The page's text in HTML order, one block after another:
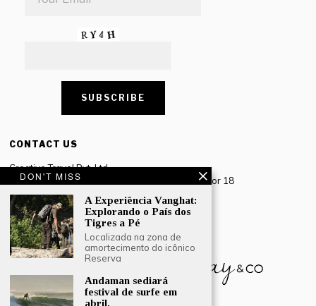
CONTACT US
Creative Travel Pvt. Ltd.
Creative Plaza, 283 Udyog Vihar Phase 2, Sector 18
Gurugram, Haryana – 122016, India
Tel: +91-124 4567777
Email:engage@southasiatraveljournal.com
DON'T MISS
A Experiência Vanghat:
Explorando o País dos
Tigres a Pé
Localizada na zona de
amortecimento do icônico
Reserva
Andaman sediará
festival de surfe em
abril.